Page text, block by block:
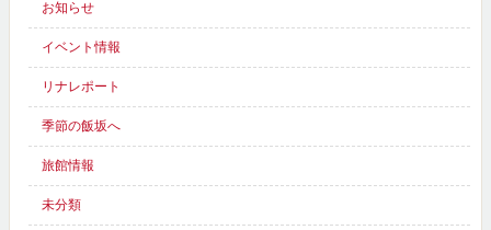
お知らせ
イベント情報
リナレポート
季節の飯坂へ
旅館情報
未分類